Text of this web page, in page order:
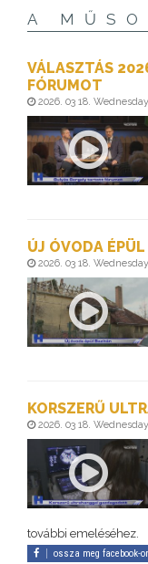
A
VÁLASZTÁS
FÓRUMOT
2026. 03 18.
ÚJ ÓVODA
2026. 03 18.
KORSZERŰ
2026. 03 18.
további emeléséhez.
ossza meg facebook-